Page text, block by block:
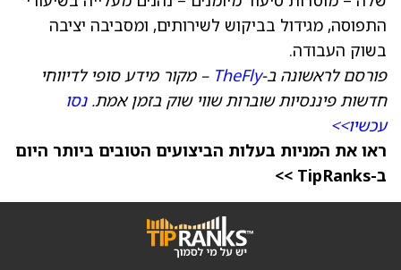
התפוסה, מגידול בביקוש לשירותים, ומסביבה יציבה
בשוק העבודה.
פורסם לראשונה ב-TheFly – מקור מידע סופי לדיווחי
חדשות פיננסיות שוברות שווי שוק בזמן אמת.נסו
עכשיו>>
ראו את המניות בעלות הביצועים הטובים ביותר היום
ב-TipRanks >>